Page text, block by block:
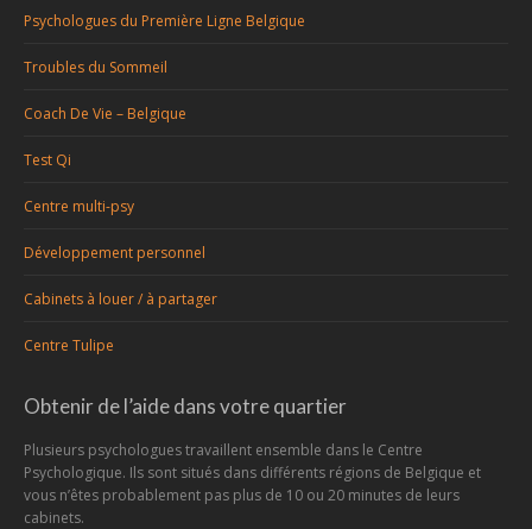
Psychologues du Première Ligne Belgique
Troubles du Sommeil
Coach De Vie – Belgique
Test Qi
Centre multi-psy
Développement personnel
Cabinets à louer / à partager
Centre Tulipe
Obtenir de l’aide dans votre quartier
Plusieurs psychologues travaillent ensemble dans le Centre
Psychologique. Ils sont situés dans différents régions de Belgique et
vous n’êtes probablement pas plus de 10 ou 20 minutes de leurs
cabinets.